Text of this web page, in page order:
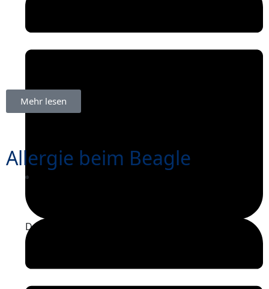
Dezember 17, 2025
Mehr lesen
Allergie beim Beagle